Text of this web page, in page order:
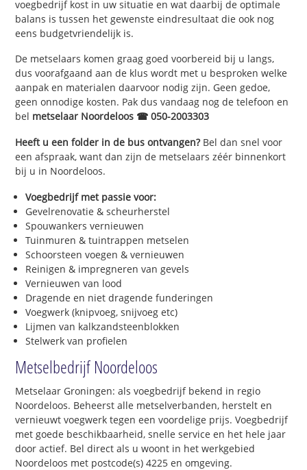
voegbedrijf kost in uw situatie en wat daarbij de optimale
balans is tussen het gewenste eindresultaat die ook nog
eens budgetvriendelijk is.
De metselaars komen graag goed voorbereid bij u langs,
dus voorafgaand aan de klus wordt met u besproken welke
aanpak en materialen daarvoor nodig zijn. Geen gedoe,
geen onnodige kosten. Pak dus vandaag nog de telefoon en
bel metselaar Noordeloos ☎ 050-2003303
Heeft u een folder in de bus ontvangen?Bel dan snel voor
een afspraak, want dan zijn de metselaars zéér binnenkort
bij u in Noordeloos.
Voegbedrijf met passie voor:
Gevelrenovatie & scheurherstel
Spouwankers vernieuwen
Tuinmuren & tuintrappen metselen
Schoorsteen voegen & vernieuwen
Reinigen & impregneren van gevels
Vernieuwen van lood
Dragende en niet dragende funderingen
Voegwerk (knipvoeg, snijvoeg etc)
Lijmen van kalkzandsteenblokken
Stelwerk van profielen
Metselbedrijf Noordeloos
Metselaar Groningen: als voegbedrijf bekend in regio
Noordeloos. Beheerst alle metselverbanden, herstelt en
vernieuwt voegwerk tegen een voordelige prijs. Voegbedrijf
met goede beschikbaarheid, snelle service en het hele jaar
door actief. Bel direct als u woont in het werkgebied
Noordeloos met postcode(s) 4225 en omgeving.